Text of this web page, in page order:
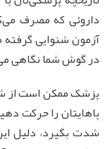
داروئی که مصرف
آزمون شنوایی
در گوش شما نگاهی
پزشک ممکن است از
پاهایتان را حرکت
شدت بگیرد، دلیل